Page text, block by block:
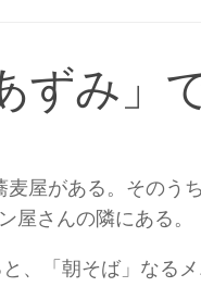
ずみ」
屋がある。そのう
屋さんの隣にある。
、「朝そば」なる